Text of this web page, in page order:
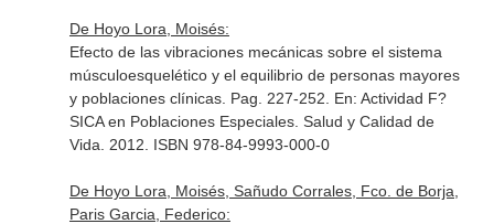
De Hoyo Lora, Moisés:
Efecto de las vibraciones mecánicas sobre el sistema
músculoesquelético y el equilibrio de personas mayores
y poblaciones clínicas. Pag. 227-252. En: Actividad F?
SICA en Poblaciones Especiales. Salud y Calidad de
Vida . 2012. ISBN 978-84-9993-000-0
De Hoyo Lora, Moisés, Sañudo Corrales, Fco. de Borja,
Paris Garcia, Federico: